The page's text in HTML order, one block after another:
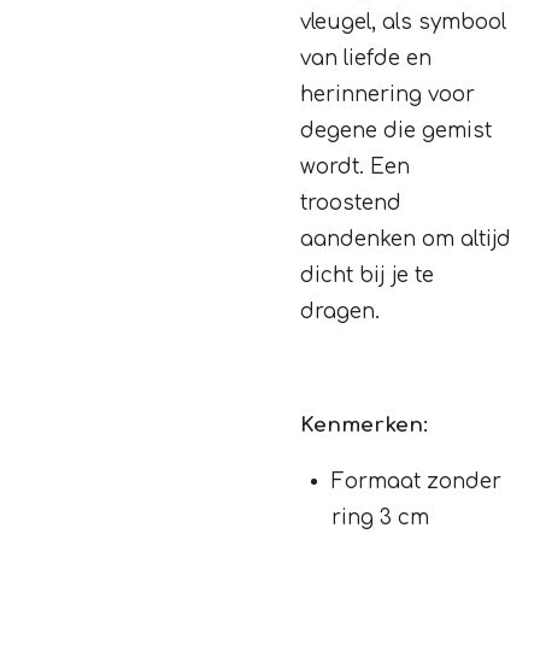
vleugel, als symbool
van liefde en
herinnering voor
degene die gemist
wordt. Een
troostend
aandenken om altijd
dicht bij je te
dragen.
Kenmerken:
Formaat zonder
ring 3 cm